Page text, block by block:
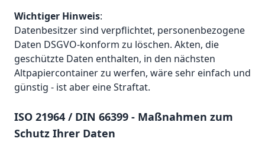
Wichtiger Hinweis:
Datenbesitzer sind verpflichtet, personenbezogene
Daten DSGVO-konform zu löschen. Akten, die
geschützte Daten enthalten, in den nächsten
Altpapiercontainer zu werfen, wäre sehr einfach und
günstig - ist aber eine Straftat.
ISO 21964 / DIN 66399 - Maßnahmen zum
Schutz Ihrer Daten